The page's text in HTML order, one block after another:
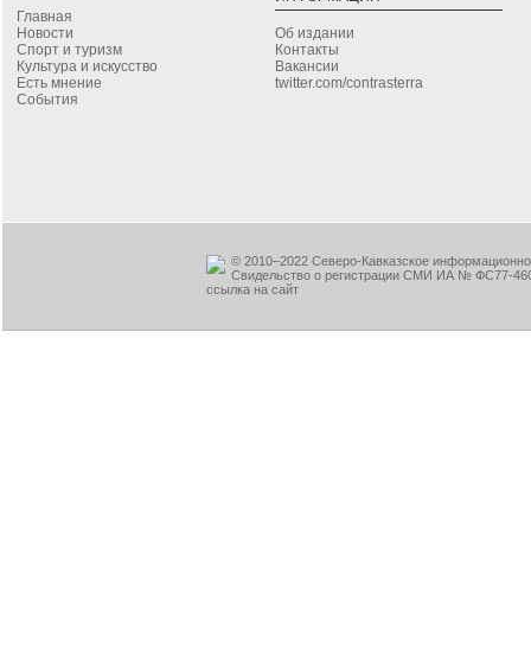
Главная
Новости
Спорт и туризм
Культура и искусство
Есть мнение
События
Об издании
Контакты
Вакансии
twitter.com/contrasterra
© 2010–2022 Северо-Кавказское
Свидельство о регистрации СМИ ИА № ФС77-
ссылка на сайт